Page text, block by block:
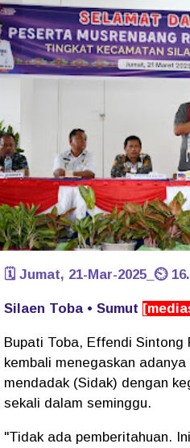
🗓️ Jumat, 21-Mar-2025_⏲️
Silaen Toba • Sumut
Bupati Toba, Effendi Sintong
kembali menegaskan
mendadak (Sidak) dengan
sekali dalam seminggu.
"Tidak ada pemberitahuan.